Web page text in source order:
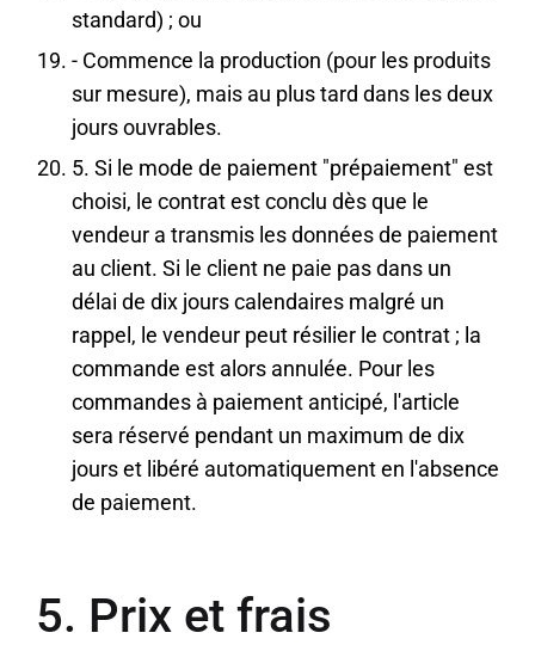
standard) ; ou
- Commence la production (pour les produits
sur mesure), mais au plus tard dans les deux
jours ouvrables.
5. Si le mode de paiement "prépaiement" est
choisi, le contrat est conclu dès que le
vendeur a transmis les données de paiement
au client. Si le client ne paie pas dans un
délai de dix jours calendaires malgré un
rappel, le vendeur peut résilier le contrat ; la
commande est alors annulée. Pour les
commandes à paiement anticipé, l'article
sera réservé pendant un maximum de dix
jours et libéré automatiquement en l'absence
de paiement.
5. Prix et frais